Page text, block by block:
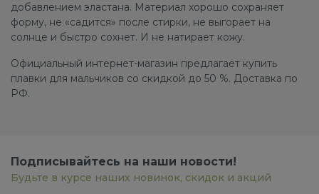
добавлением эластана. Материал хорошо сохраняет
форму, не «садится» после стирки, не выгорает на
солнце и быстро сохнет. И не натирает кожу.
Официальный интернет-магазин предлагает купить
плавки для мальчиков со скидкой до 50 %. Доставка по
РФ.
Подписывайтесь на наши новости!
Будьте в курсе наших новинок, скидок и акций